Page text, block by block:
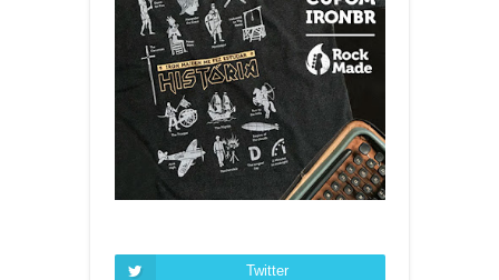
Twitter